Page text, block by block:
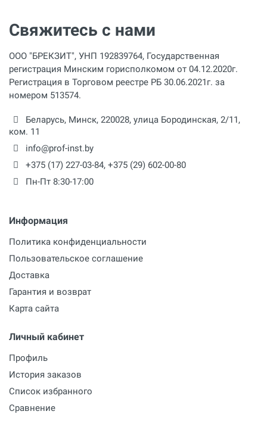
Свяжитесь с нами
ООО "БРЕКЗИТ", УНП 192839764, Государственная
регистрация Минским горисполкомом от 04.12.2020г.
Регистрация в Торговом реестре РБ 30.06.2021г. за
номером 513574.
Беларусь, Минск, 220028, улица Бородинская, 2/11,
ком. 11
info@prof-inst.by
+375 (17) 227-03-84, +375 (29) 602-00-80
Пн-Пт 8:30-17:00
Информация
Политика конфиденциальности
Пользовательское соглашение
Доставка
Гарантия и возврат
Карта сайта
Личный кабинет
Профиль
История заказов
Список избранного
Сравнение